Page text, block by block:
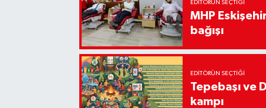
EDITÖRÜN SEÇTIĞI
MHP
bağışı
EDITÖRÜN SEÇTIĞI
Tepebaşı ve
kampı